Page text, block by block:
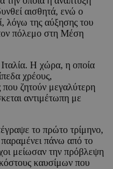
αισθητά, ενώ ο
λόγω της αύξησης του
πόλεμο στη Μέση
Η χώρα, η οποία
χρέους,
που ζητούν μεγαλύτερη
αντιμέτωπη με
το πρώτο τρίμηνο,
παραμένει πάνω από το
μείωσαν την πρόβλεψη
καυσίμων που